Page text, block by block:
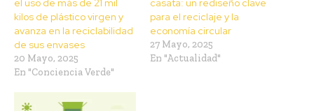
el uso de más de 21 mil
kilos de plástico virgen y
avanza en la reciclabilidad
de sus envases
20 Mayo, 2025
En "Conciencia Verde"
casata: un rediseño clave
para el reciclaje y la
economía circular
27 Mayo, 2025
En "Actualidad"